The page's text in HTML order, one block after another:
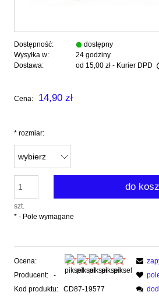
Dostępność:
dostępny
Wysyłka w:
24 godziny
Dostawa:
od 15,00 zł - Kurier DPD
Cena nie zawiera ewentualnych
Cena: 14,90 zł
* rozmiar:
szt.
do
* - Pole wymagane
Ocena:
Producent:
-
Kod produktu:
CD87-19577